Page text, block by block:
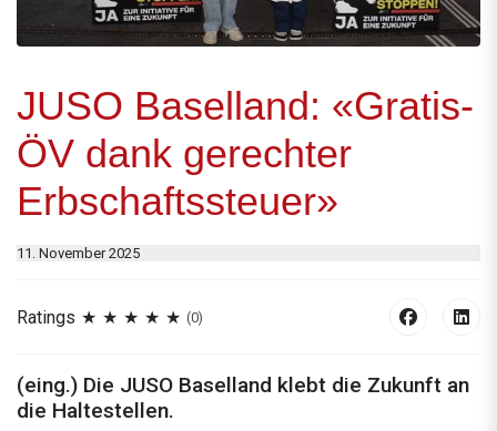
JUSO Baselland: «Gratis-
ÖV dank gerechter
Erbschaftssteuer»
11. November 2025
Ratings (0)
(eing.) Die JUSO Baselland klebt die Zukunft an
die Haltestellen.